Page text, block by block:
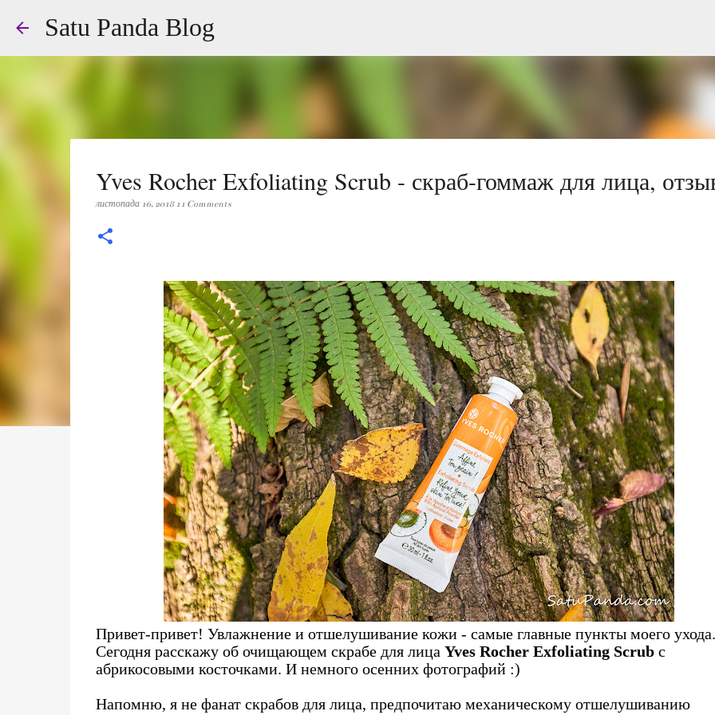
Satu Panda Blog
Yves Rocher Exfoliating Scrub - скраб-гоммаж для лица,
листопада 16, 201811 Comments
Привет-привет! Увлажнение и отшелушивание кожи - самые главные пункты моего ухода.
Сегодня расскажу об очищающем скрабе для лица Yves Rocher Exfoliating Scrubс
абрикосовыми косточками. И немного осенних фотографий :)
Напомню, я не фанат скрабов для лица, предпочитаю механическому отшелушиванию